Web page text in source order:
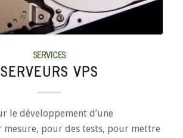
SERVICES
SERVEURS VPS
le développement d’une
pour des tests, pour mettre